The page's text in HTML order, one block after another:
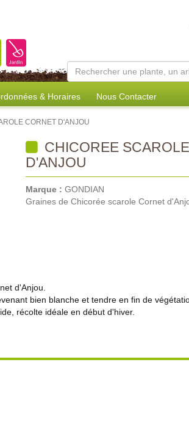
& Horaires Nous Contacter
CORNET D'ANJOU
CHICOREE
D'ANJOU
Marque : GONDIAN
Graines de Chicorée scarole Cornet
d'Anjou.
bien blanche et tendre en fin de
récolte idéale en début d'hiver.